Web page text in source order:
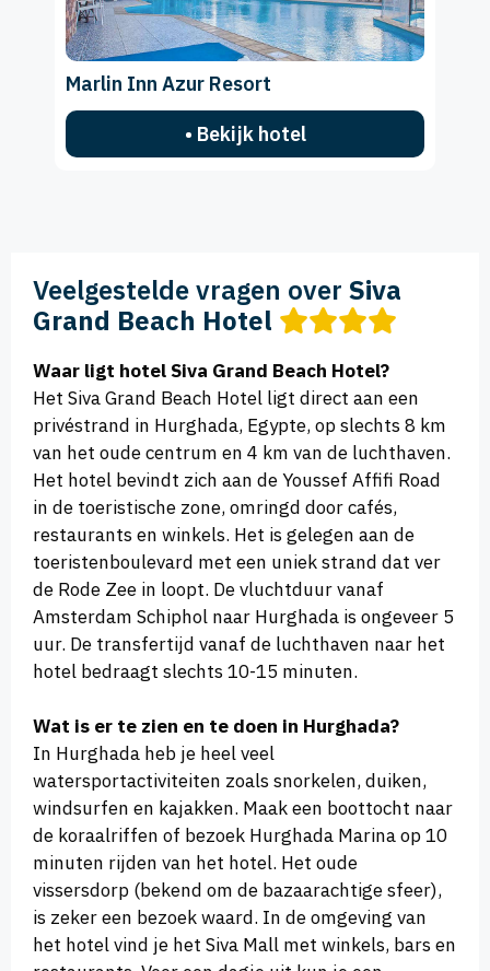
Marlin Inn Azur Resort
• Bekijk hotel
Veelgestelde vragen over Siva
Grand Beach Hotel
Waar ligt hotel Siva Grand Beach Hotel?
Het Siva Grand Beach Hotel ligt direct aan een
privéstrand in Hurghada, Egypte, op slechts 8 km
van het oude centrum en 4 km van de luchthaven.
Het hotel bevindt zich aan de Youssef Affifi Road
in de toeristische zone, omringd door cafés,
restaurants en winkels. Het is gelegen aan de
toeristenboulevard met een uniek strand dat ver
de Rode Zee in loopt. De vluchtduur vanaf
Amsterdam Schiphol naar Hurghada is ongeveer 5
uur. De transfertijd vanaf de luchthaven naar het
hotel bedraagt slechts 10-15 minuten.
Wat is er te zien en te doen in Hurghada?
In Hurghada heb je heel veel
watersportactiviteiten zoals snorkelen, duiken,
windsurfen en kajakken. Maak een boottocht naar
de koraalriffen of bezoek Hurghada Marina op 10
minuten rijden van het hotel. Het oude
vissersdorp (bekend om de bazaarachtige sfeer),
is zeker een bezoek waard. In de omgeving van
het hotel vind je het Siva Mall met winkels, bars en